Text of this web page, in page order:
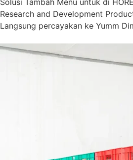
Solusi Tambah Menu untuk di
Research and Development
Langsung percayakan ke Yumm